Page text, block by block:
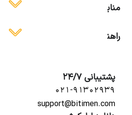
منابع آموزشی
راهنمای استفاده
پشتیبانی 24/7
۰۲۱-۹۱۳۰۲۹۳۹
support@bitimen.com